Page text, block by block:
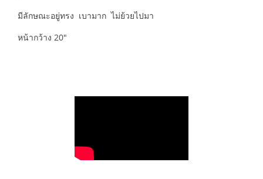
มีลักษณะอยู่ทรง เบามาก ไม่ย้วยไปมา
หน้ากว้าง 20"